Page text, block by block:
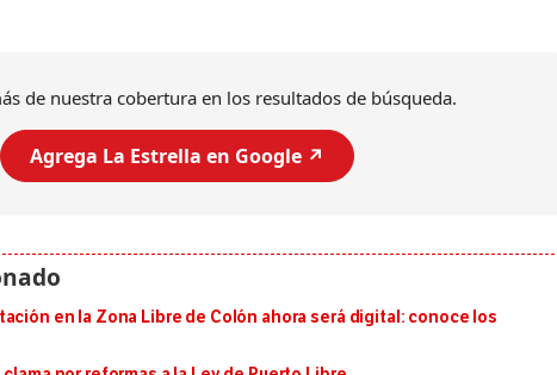
de nuestra cobertura en los resultados de búsqueda.
Agrega La Estrella en Google ↗️
en la Zona Libre de Colón ahora será digital: conoce los